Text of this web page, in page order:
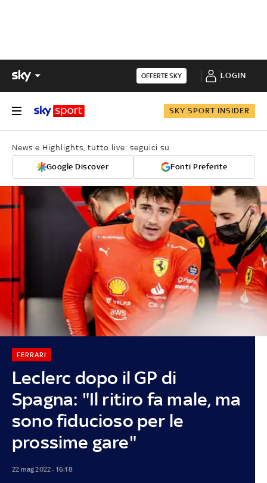
OFFERTE SKY LOGIN
SKY SPORT INSIDER
News e Highlights, tutto live: seguici su
Google Discover Fonti Preferite
Leclerc dopo il GP di
Spagna: "Il ritiro fa male, ma
sono fiducioso per le
prossime gare"
FERRARI
22 mag 2022 - 16:18